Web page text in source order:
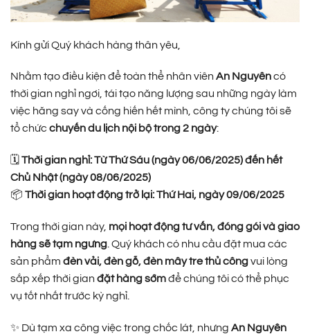
Kính gửi Quý khách hàng thân yêu,
Nhằm tạo điều kiện để toàn thể nhân viên An Nguyêncó
thời gian nghỉ ngơi, tái tạo năng lượng sau những ngày làm
việc hăng say và cống hiến hết mình, công ty chúng tôi sẽ
tổ chức chuyến du lịch nội bộ trong 2 ngày:
🗓 Thời gian nghỉ: Từ Thứ Sáu (ngày 06/06/2025) đến hết
Chủ Nhật (ngày 08/06/2025)
📦 Thời gian hoạt động trở lại: Thứ Hai, ngày 09/06/2025
Trong thời gian này, mọi hoạt động tư vấn, đóng gói và giao
hàng sẽ tạm ngưng . Quý khách có nhu cầu đặt mua các
sản phẩm đèn vải, đèn gỗ, đèn mây tre thủ côngvui lòng
sắp xếp thời gian đặt hàng sớmđể chúng tôi có thể phục
vụ tốt nhất trước kỳ nghỉ.
✨ Dù tạm xa công việc trong chốc lát, nhưng An Nguyên